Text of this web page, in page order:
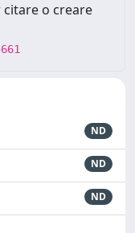
o creare
ND
ND
ND